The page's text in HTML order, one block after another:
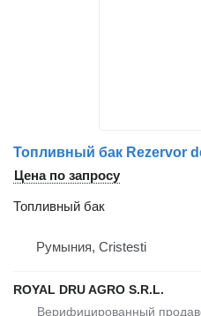
Цена по запросу
Топливный бак
Румыния, Cristesti
ROYAL DRU AGRO S.R.L.